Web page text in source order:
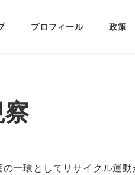
プロフィール 政策
一環としてリサイクル運